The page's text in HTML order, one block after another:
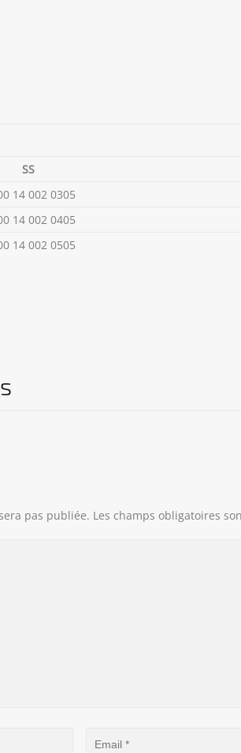
SS
14 002 0305
14 002 0405
14 002 0505
pas publiée. Les champs obligatoires